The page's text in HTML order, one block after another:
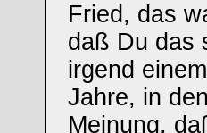
Fried, das
daß Du das
irgend
Jahre, in
Meinung,